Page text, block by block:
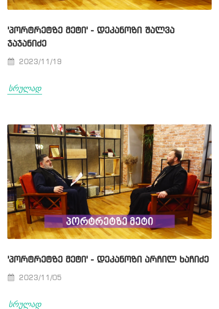
'ᲞᲝᲠᲢᲠᲔᲢᲖᲔ ᲛᲔᲢᲘ' - ᲓᲔᲙᲐᲜᲝᲖᲘ ᲨᲐᲚᲕᲐ
ᲯᲐᲯᲐᲜᲘᲫᲔ
2023/11/19
სრულად
'ᲞᲝᲠᲢᲠᲔᲢᲖᲔ ᲛᲔᲢᲘ' - ᲓᲔᲙᲐᲜᲝᲖᲘ ᲐᲠᲩᲘᲚ ᲮᲐᲩᲘᲫᲔ
2023/11/05
სრულად